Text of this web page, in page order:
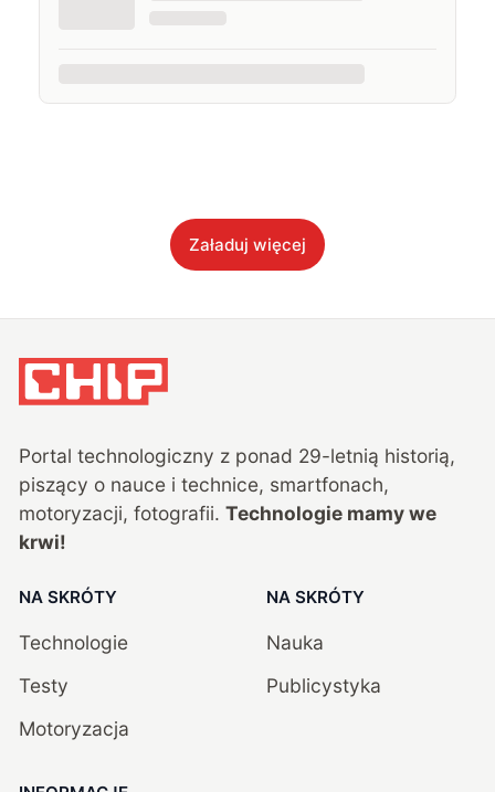
Załaduj więcej
Portal technologiczny z ponad 29-letnią historią,
piszący o nauce i technice, smartfonach,
motoryzacji, fotografii. Technologie mamy we
krwi!
NA SKRÓTY
Technologie
Testy
Motoryzacja
NA SKRÓTY
Nauka
Publicystyka